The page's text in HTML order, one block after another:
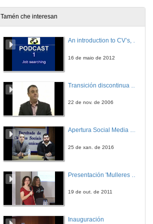
Incidencia da enerxía eólica no desenvolvemento rural. O punto de vista dos propietarios.
20 de xul. de 2011
Tamén che interesan
An introduction to CV’s, letters, and job searching
16 de maio de 2012
22 de nov. de 2006
Apertura Social Media Day 2016
25 de xan. de 2016
19 de out. de 2011
Inauguración